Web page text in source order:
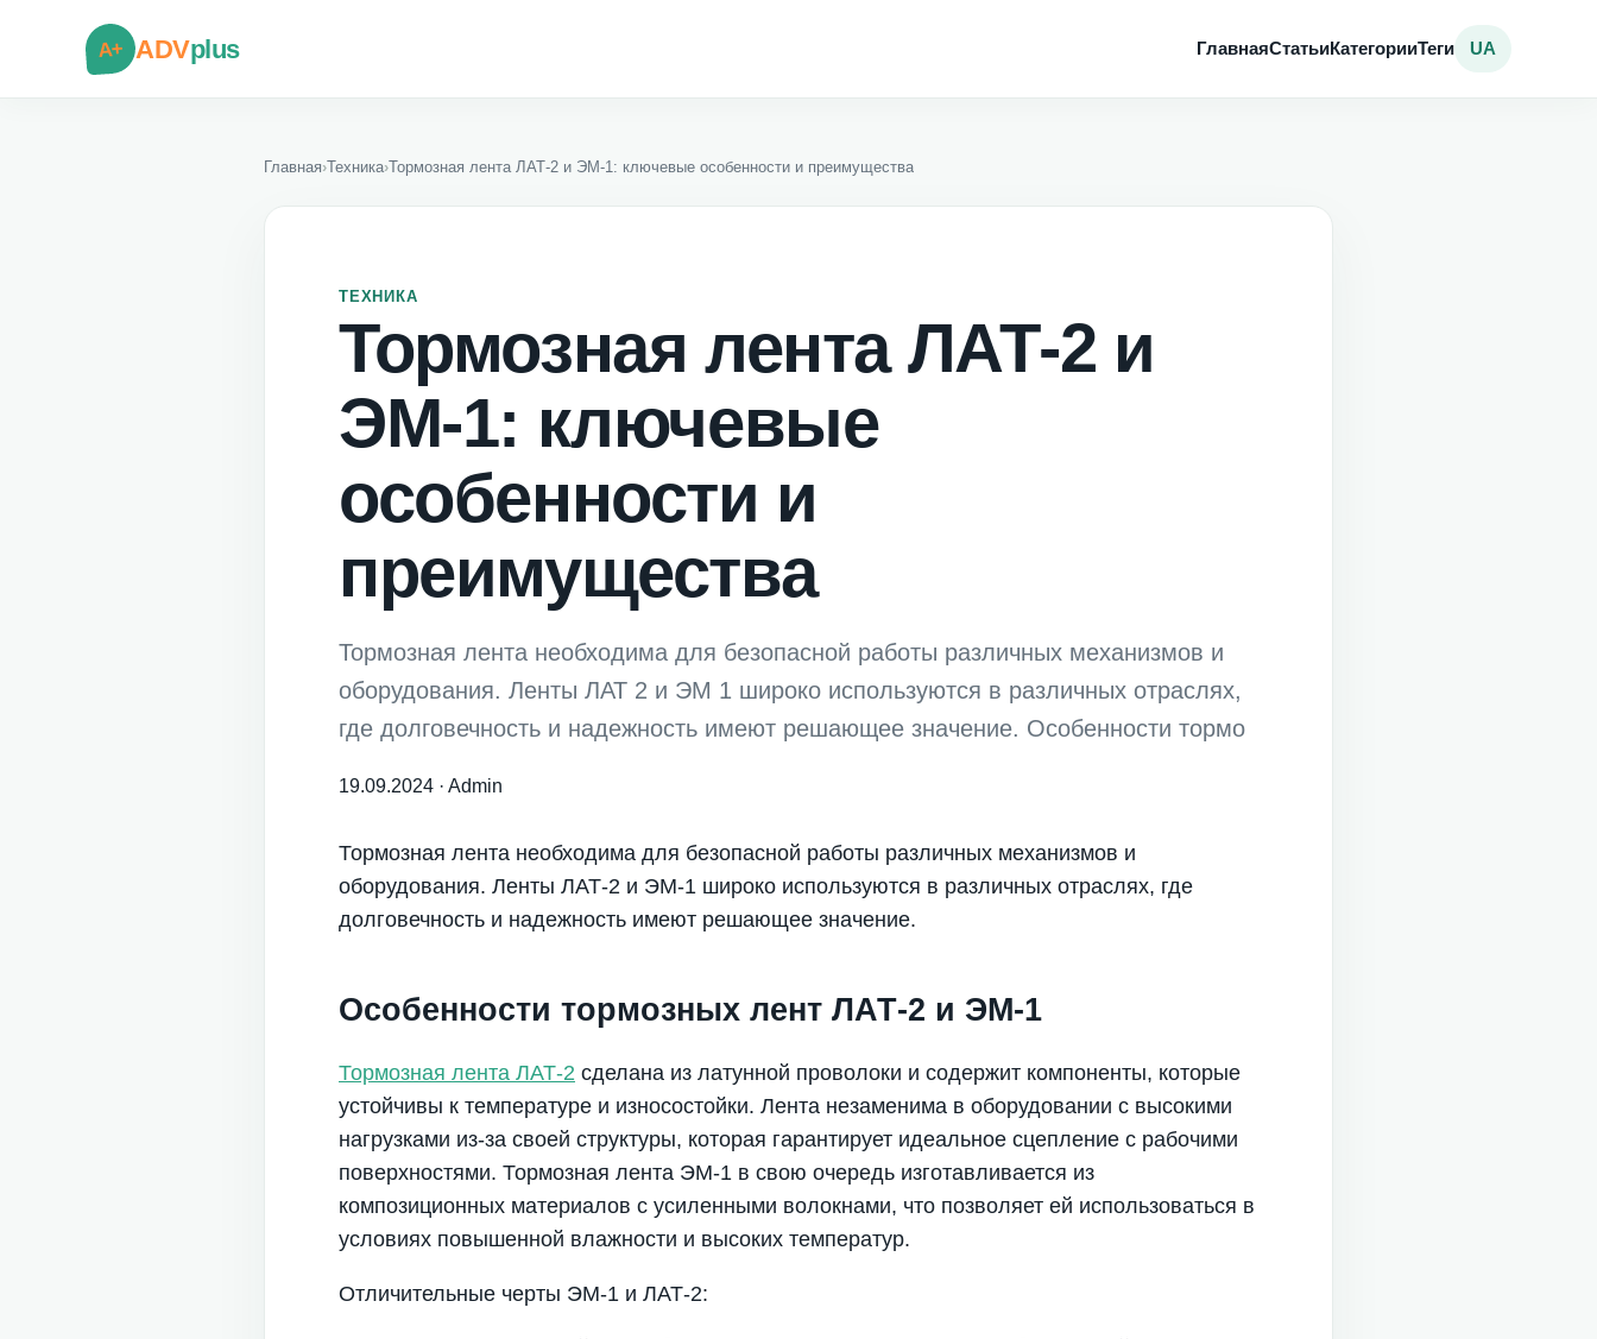
A+ ADVplus ГлавнаяСтатьиКатегорииТеги UA
Главная›Техника›Тормозная лента ЛАТ-2 и ЭМ-1: ключевые особенности и преимущества
ТЕХНИКА
Тормозная лента ЛАТ-2 и
ЭМ-1: ключевые
особенности и
преимущества
Тормозная лента необходима для безопасной работы различных механизмов и
оборудования. Ленты ЛАТ 2 и ЭМ 1 широко используются в различных отраслях,
где долговечность и надежность имеют решающее значение. Особенности тормо
19.09.2024 · Admin
Тормозная лента необходима для безопасной работы различных механизмов и
оборудования. Ленты ЛАТ-2 и ЭМ-1 широко используются в различных отраслях, где
долговечность и надежность имеют решающее значение.
Особенности тормозных лент ЛАТ-2 и ЭМ-1
Тормозная лента ЛАТ-2 сделана из латунной проволоки и содержит компоненты, которые
устойчивы к температуре и износостойки. Лента незаменима в оборудовании с высокими
нагрузками из-за своей структуры, которая гарантирует идеальное сцепление с рабочими
поверхностями. Тормозная лента ЭМ-1 в свою очередь изготавливается из
композиционных материалов с усиленными волокнами, что позволяет ей использоваться в
условиях повышенной влажности и высоких температур.
Отличительные черты ЭМ-1 и ЛАТ-2: